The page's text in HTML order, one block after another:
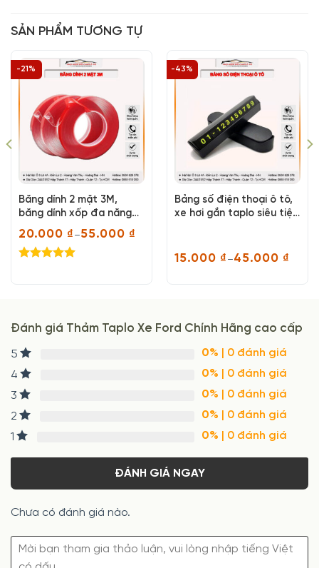
SẢN PHẨM TƯƠNG TỰ
-21%
Băng dính 2 mặt 3M,
băng dính xốp đa năng
tiện lợi
20.000 ₫ –55.000 ₫
giá:
-43%
Bảng số điện thoại ô tô,
xe hơi gắn taplo siêu tiện
15.000 ₫ –45.000 ₫
Đánh giá Thảm Taplo Xe Ford Chính Hãng cao cấp
5 0% | 0 đánh giá
4
0% | 0 đánh giá
3
0% | 0 đánh giá
2
0% | 0 đánh giá
1
0% | 0 đánh giá
ĐÁNH GIÁ NGAY
Chưa có đánh giá nào.